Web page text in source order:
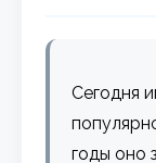
Сегодня
годы оно